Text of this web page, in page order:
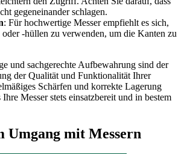
gegeneinander schlagen.
: Für hochwertige Messer empfiehlt es sich,
-hüllen zu verwenden, um die Kanten zu
und sachgerechte Aufbewahrung sind der
der Qualität und Funktionalität Ihrer
Schärfen und korrekte Lagerung
Messer stets einsatzbereit und in bestem
Umgang mit Messern